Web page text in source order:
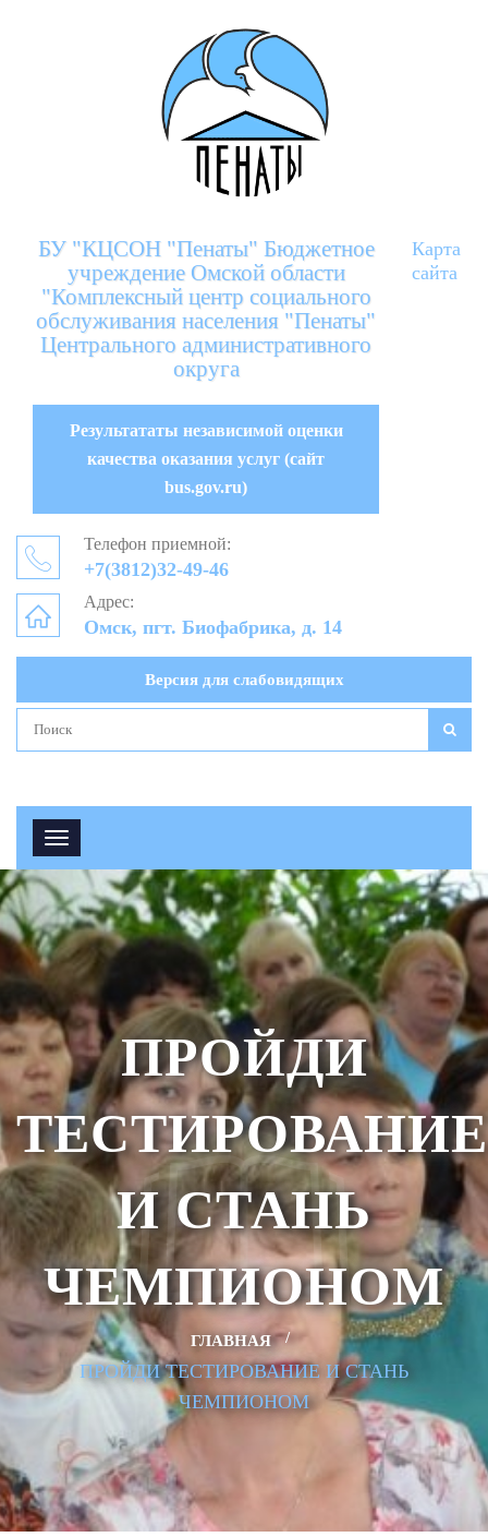
БУ "КЦСОН "Пенаты" Бюджетное
учреждение Омской области
"Комплексный центр социального
обслуживания населения "Пенаты"
Центрального административного
округа
Результататы независимой оценки
качества оказания услуг (сайт
bus.gov.ru)
Карта
сайта
Телефон приемной:
+7(3812)32-49-46
Адрес:
Омск, пгт. Биофабрика, д. 14
Версия для слабовидящих
ПРОЙДИ
ТЕСТИРОВАНИЕ
И СТАНЬ
ЧЕМПИОНОМ
ГЛАВНАЯ
ПРОЙДИ ТЕСТИРОВАНИЕ И СТАНЬ
ЧЕМПИОНОМ